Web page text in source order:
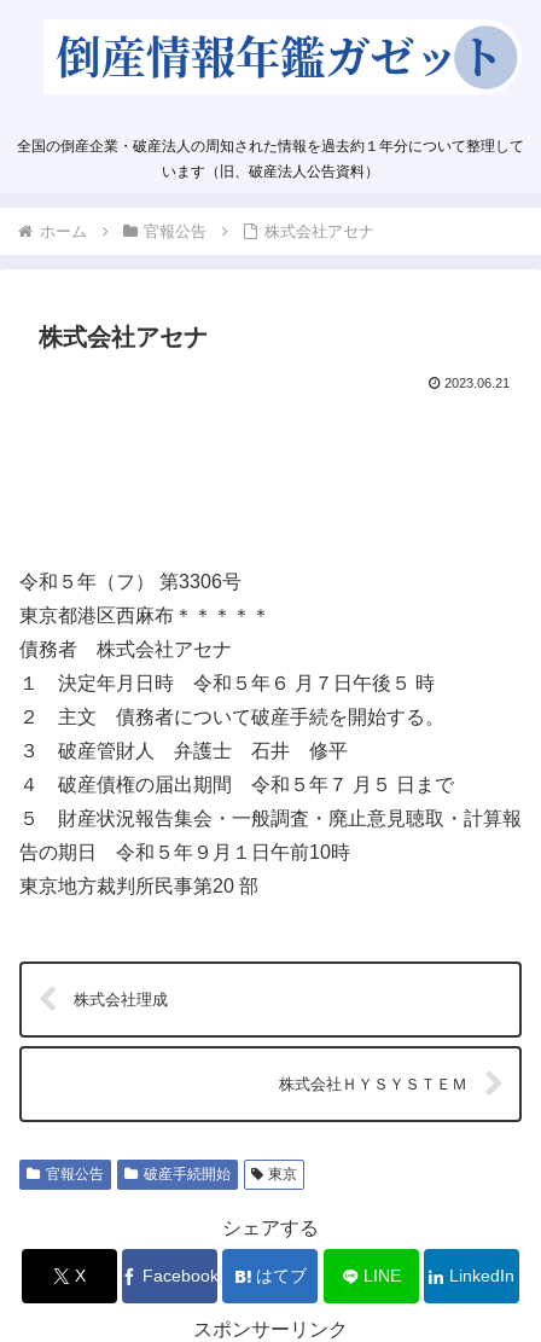
全国の倒産企業・破産法人の周知された情報を過去約１年分について整理して
います（旧、破産法人公告資料）
ホーム 官報公告 株式会社アセナ
株式会社アセナ
2023.06.21
令和５年（フ） 第3306号
東京都港区西麻布＊＊＊＊＊
債務者 株式会社アセナ
１ 決定年月日時 令和５年６ 月７日午後５ 時
２ 主文 債務者について破産手続を開始する。
３ 破産管財人 弁護士 石井 修平
４ 破産債権の届出期間 令和５年７ 月５ 日まで
５ 財産状況報告集会・一般調査・廃止意見聴取・計算報
告の期日 令和５年９月１日午前10時
東京地方裁判所民事第20 部
株式会社理成
株式会社ＨＹＳＹＳＴＥＭ
官報公告 破産手続開始 東京
シェアする
X Facebook はてブ LINE LinkedIn
スポンサーリンク